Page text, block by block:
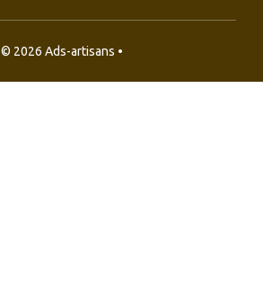
© 2026 Ads-artisans •